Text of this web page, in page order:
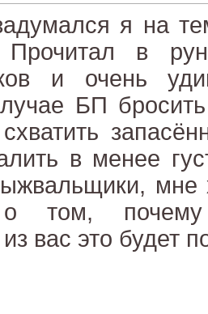
я на
в
и очень
БП
схватить
в менее
мне
о том,
вас это будет